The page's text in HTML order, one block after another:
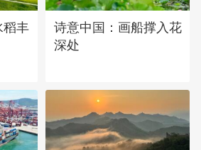
稻丰
诗意中国：画船撑入花
深处